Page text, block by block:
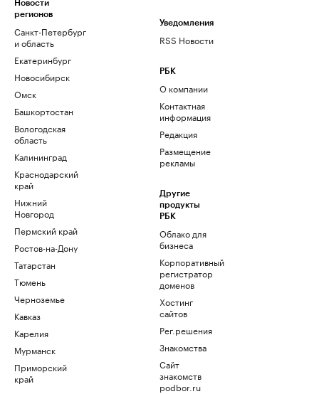
Новости
регионов
Санкт-Петербург
и область
Екатеринбург
Новосибирск
Омск
Башкортостан
Вологодская
область
Калининград
Краснодарский
край
Нижний
Новгород
Пермский край
Ростов-на-Дону
Татарстан
Тюмень
Черноземье
Кавказ
Карелия
Мурманск
Приморский
край
Уведомления
RSS Новости
РБК
О компании
Контактная
информация
Редакция
Размещение
рекламы
Другие
продукты
РБК
Облако для
бизнеса
Корпоративный
регистратор
доменов
Хостинг
сайтов
Рег.решения
Знакомства
Сайт
знакомств
podbor.ru